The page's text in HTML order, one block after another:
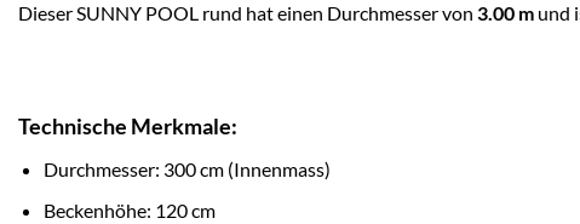
Dieser SUNNY POOL rund hat einen Durchmesser von 3.00 m und
Technische Merkmale:
Durchmesser: 300 cm (Innenmass)
Beckenhöhe: 120 cm